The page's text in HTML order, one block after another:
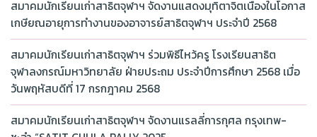
สมาคมนักเรียนเก่าสาธิตจุฬาฯ จัดงานแสดงมุทิตาจิตเนื่องในโอกาส
เกษียณอายุการทำงานของอาจารย์สาธิตจุฬาฯ ประจำปี 2568
สมาคมนักเรียนเก่าสาธิตจุฬาฯ ร่วมพิธีไหว้ครู โรงเรียนสาธิต
จุฬาลงกรณ์มหาวิทยาลัย ฝ่ายประถม ประจำปีการศึกษา 2568 เมื่อ
วันพฤหัสบดีที่ 17 กรกฎาคม 2568
สมาคมนักเรียนเก่าสาธิตจุฬาฯ จัดงานแรลลี่การกุศล กรุงเทพ-